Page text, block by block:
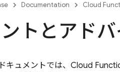
Documentation Cloud
トとアド
キュメントでは、 Cloud